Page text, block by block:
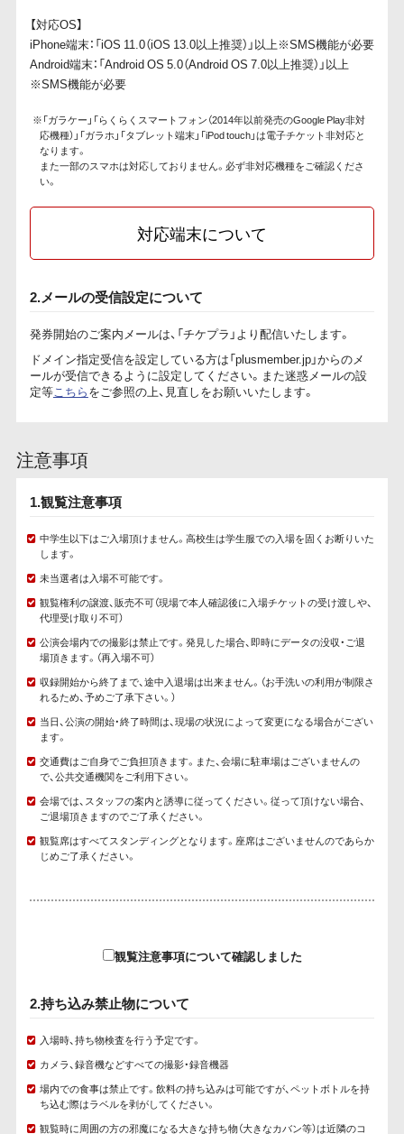
【対応OS】
iPhone端末：「iOS 11.0（iOS 13.0以上推奨）」以上※SMS機能が必要
Android端末：「Android OS 5.0（Android OS 7.0以上推奨）」以上
※SMS機能が必要
※「ガラケー」「らくらくスマートフォン（2014年以前発売のGoogle Play非対
応機種）」「ガラホ」「タブレット端末」「iPod touch」は電子チケット非対応と
なります。
また一部のスマホは対応しておりません。必ず非対応機種をご確認くださ
い。
対応端末について
2.メールの受信設定について
発券開始のご案内メールは、「チケプラ」より配信いたします。
ドメイン指定受信を設定している方は「plusmember.jp」からのメ
ールが受信できるように設定してください。また迷惑メールの設
定等こちらをご参照の上、見直しをお願いいたします。
注意事項
1.観覧注意事項
中学生以下はご入場頂けません。高校生は学生服での入場を固くお断りいた
します。
未当選者は入場不可能です。
観覧権利の譲渡、販売不可（現場で本人確認後に入場チケットの受け渡しや、
代理受け取り不可）
公演会場内での撮影は禁止です。発見した場合、即時にデータの没収・ご退
場頂きます。（再入場不可）
収録開始から終了まで、途中入退場は出来ません。（お手洗いの利用が制限さ
れるため、予めご了承下さい。）
当日、公演の開始・終了時間は、現場の状況によって変更になる場合がござい
ます。
交通費はご自身でご負担頂きます。また、会場に駐車場はございませんの
で、公共交通機関をご利用下さい。
会場では、スタッフの案内と誘導に従ってください。従って頂けない場合、
ご退場頂きますのでご了承ください。
観覧席はすべてスタンディングとなります。座席はございませんのであらか
じめご了承ください。
観覧注意事項について確認しました
2.持ち込み禁止物について
入場時、持ち物検査を行う予定です。
カメラ、録音機などすべての撮影・録音機器
場内での食事は禁止です。飲料の持ち込みは可能ですが、ペットボトルを持
ち込む際はラベルを剥がしてください。
観覧時に周囲の方の邪魔になる大きな持ち物（大きなカバン等）は近隣のコ